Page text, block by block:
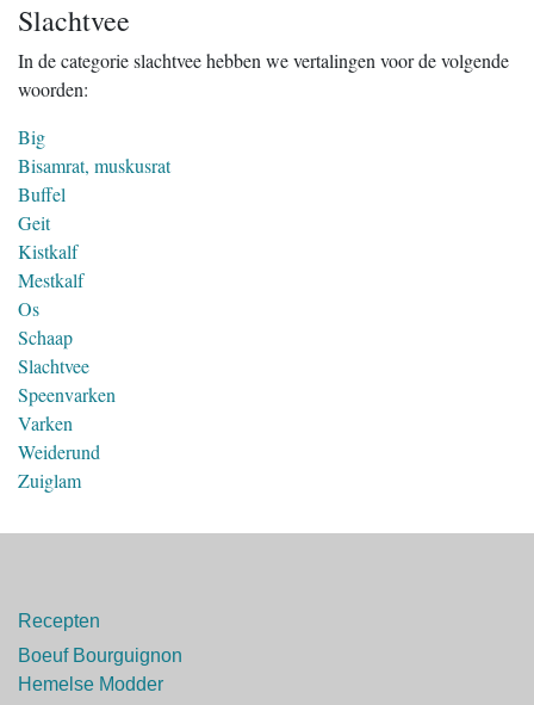
Slachtvee
In de categorie slachtvee hebben we vertalingen voor de volgende
woorden:
Big
Bisamrat, muskusrat
Buffel
Geit
Kistkalf
Mestkalf
Os
Schaap
Slachtvee
Speenvarken
Varken
Weiderund
Zuiglam
Recepten
Boeuf Bourguignon
Hemelse Modder